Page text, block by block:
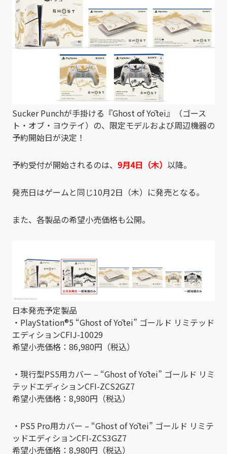
Sucker Punchが手掛ける『Ghost of Yōtei』（ゴース
ト・オブ・ヨウテイ）の、限定モデルおよび周辺機器の
予約開始日が決定！
予約受付が開始されるのは、 9月4日（木） 以降。
発売日はゲームと同じ10月2日（木）に発売となる。
また、各製品の希望小売価格も公開。
日本発売予定製品
・PlayStation®5 “Ghost of Yōtei” ゴールド リミテッド
エディションCFIJ-10029
希望小売価格：86,980円（税込）
・現行型PS5用カバー – “Ghost of Yōtei” ゴールド リミ
テッドエディションCFI-ZCS2GZ7
希望小売価格：8,980円（税込）
・PS5 Pro用カバー – “Ghost of Yōtei” ゴールド リミテ
ッドエディションCFI-ZCS3GZ7
希望小売価格：8,980円（税込）